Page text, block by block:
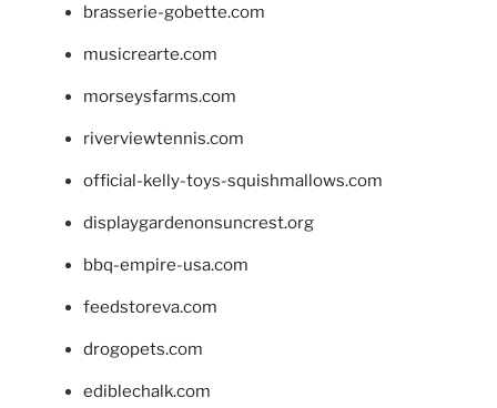
brasserie-gobette.com
musicrearte.com
morseysfarms.com
riverviewtennis.com
official-kelly-toys-squishmallows.com
displaygardenonsuncrest.org
bbq-empire-usa.com
feedstoreva.com
drogopets.com
ediblechalk.com